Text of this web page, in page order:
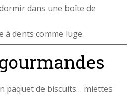
dans une boîte de
à dents comme luge.
paquet de biscuits… miettes